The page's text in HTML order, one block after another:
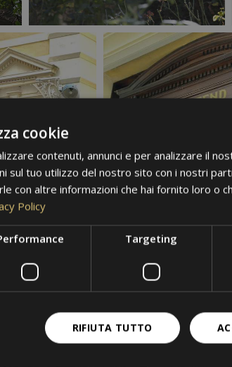
cookie
contenuti, annunci e per analizzare il
sul tuo utilizzo del nostro sito con i nostri
con altre informazioni che hai fornito loro o
Policy
Targeting
RIFIUTA TUTTO